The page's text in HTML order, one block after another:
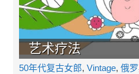
艺术疗法
50年代复古女郎, Vintage, 俄